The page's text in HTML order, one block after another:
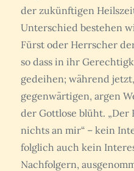
der zukünftigen
Unterschied bestehen
Fürst oder Herrscher
so dass in ihr
gedeihen; während
gegenwärtigen, argen
der Gottlose blüht.
nichts an mir“ – kein
folglich auch kein
Nachfolgern,